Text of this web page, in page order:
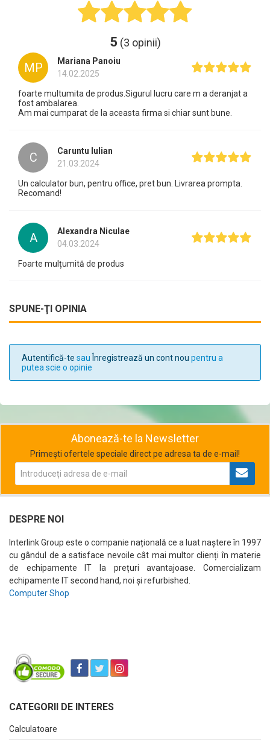
5 (3 opinii)
MP
Mariana Panoiu
14.02.2025
foarte multumita de produs.Sigurul lucru care m a deranjat a
fost ambalarea.
Am mai cumparat de la aceasta firma si chiar sunt bune.
C
Caruntu Iulian
21.03.2024
Un calculator bun, pentru office, pret bun. Livrarea prompta.
Recomand!
A
Alexandra Niculae
04.03.2024
Foarte mulțumită de produs
SPUNE-ŢI OPINIA
Autentifică-te sau Înregistrează un cont nou pentru a
putea scie o opinie
Abonează-te la Newsletter
Primești ofertele speciale direct pe adresa ta de e-mail!
DESPRE NOI
Interlink Group este o companie națională ce a luat naștere în 1997
cu gândul de a satisface nevoile cât mai multor clienți în materie
de echipamente IT la prețuri avantajoase. Comercializam
echipamente IT second hand, noi și refurbished.
Computer Shop
CATEGORII DE INTERES
Calculatoare